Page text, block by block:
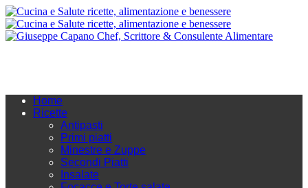
Home
Ricette
Antipasti
Primi piatti
Minestre e Zuppe
Secondi Piatti
Insalate